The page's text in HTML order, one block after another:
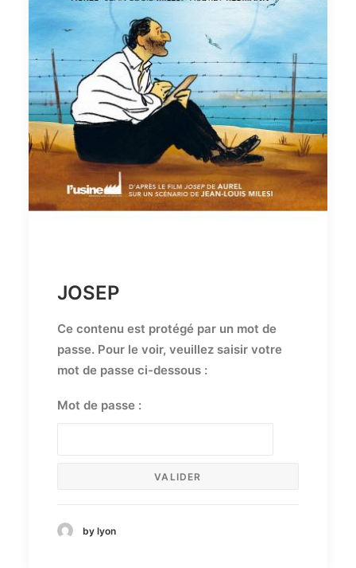
JOSEP
Ce contenu est protégé par un mot de
passe. Pour le voir, veuillez saisir votre
mot de passe ci-dessous :
Mot de passe :
by lyon